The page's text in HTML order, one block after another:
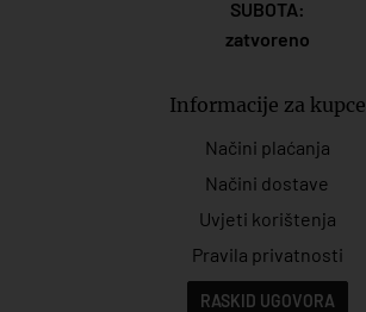
SUBOTA:
zatvoreno
Informacije za kupce
Načini plaćanja
Načini dostave
Uvjeti korištenja
Pravila privatnosti
RASKID UGOVORA